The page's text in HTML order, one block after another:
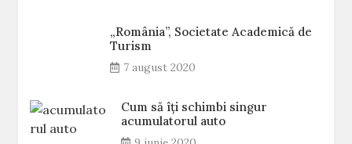
„România”, Societate Academică de
Turism
7 august 2020
Cum să îți schimbi singur
acumulatorul auto